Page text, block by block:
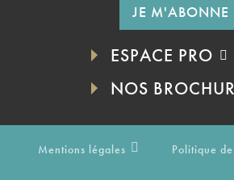
JE M'ABONNE
ESPACE PRO
NOS
Mentions légales Politique